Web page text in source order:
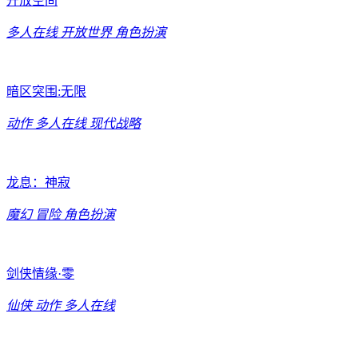
多人在线 开放世界 角色扮演
暗区突围:无限
动作 多人在线 现代战略
龙息：神寂
魔幻 冒险 角色扮演
剑侠情缘·零
仙侠 动作 多人在线